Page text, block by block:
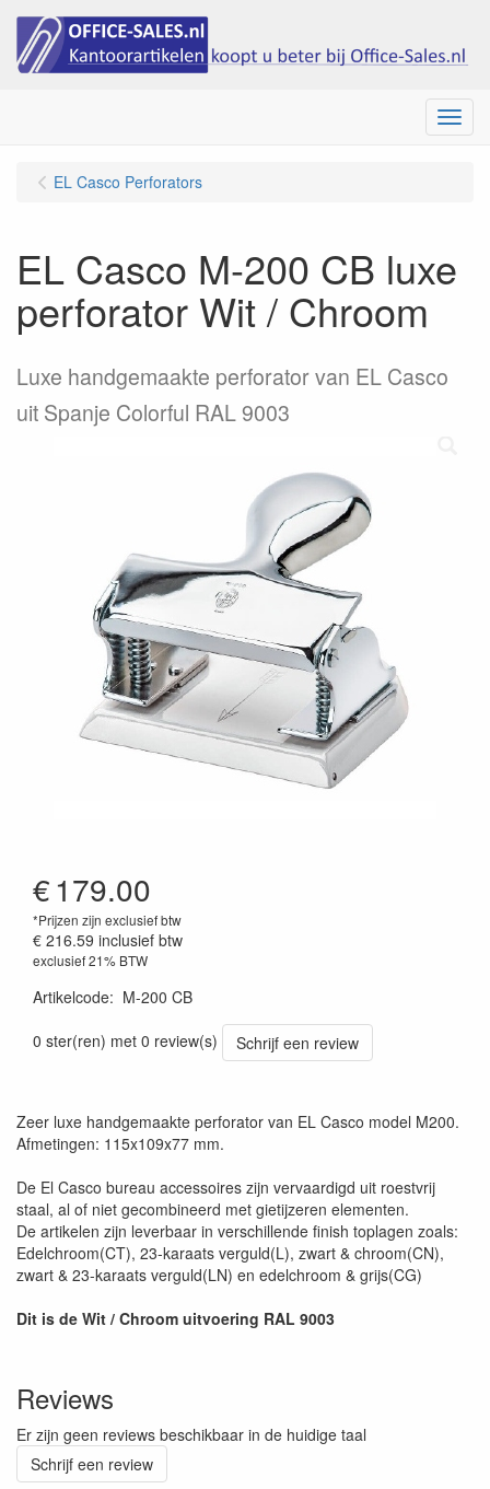
Menu
EL Casco Perforators
EL Casco M-200 CB luxe
perforator Wit / Chroom
Luxe handgemaakte perforator van EL Casco
uit Spanje Colorful RAL 9003
€179.00
*Prijzen zijn exclusief btw
€ 216.59 inclusief btw
exclusief 21% BTW
Artikelcode: M-200 CB
0 ster(ren) met 0 review(s)
Schrijf een review
Zeer luxe handgemaakte perforator van EL Casco model M200.
Afmetingen: 115x109x77 mm.
De El Casco bureau accessoires zijn vervaardigd uit roestvrij
staal, al of niet gecombineerd met gietijzeren elementen.
De artikelen zijn leverbaar in verschillende finish toplagen zoals:
Edelchroom(CT), 23-karaats verguld(L), zwart & chroom(CN),
zwart & 23-karaats verguld(LN) en edelchroom & grijs(CG)
Dit is de Wit / Chroom uitvoering RAL 9003
Reviews
Er zijn geen reviews beschikbaar in de huidige taal
Schrijf een review